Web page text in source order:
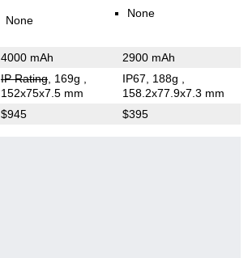
None
None
4000 mAh 2900 mAh
IP Rating, 169g
152x75x7.5 mm
IP67, 188g
158.2x77.9x7.3 mm
$945 $395